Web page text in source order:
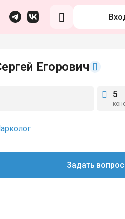
Егорович
5
Задать вопрос